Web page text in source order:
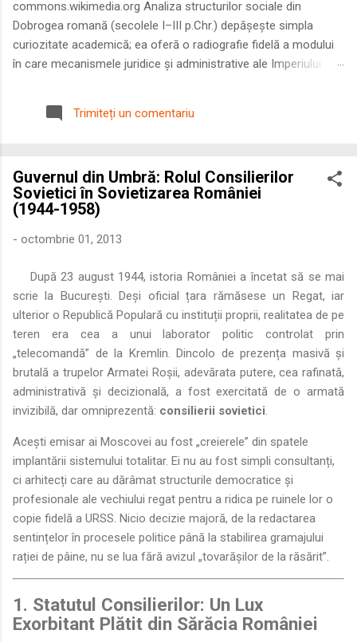
commons.wikimedia.org Analiza structurilor sociale din
Dobrogea romană (secolele I–III p.Chr.) depășește simpla
curiozitate academică; ea oferă o radiografie fidelă a modului
în care mecanismele juridice și administrative ale Imperiului
Într-o epocă în care prosperitatea excepțională a lumii romane
era susținută de o mobilitate socială dinamică și de o libertate
roman – în special a cetățenilor romani ( cives Romani ) în
țesutul urban și rural dobrogean – ne permite să măsurăm cu
precizie profunzimea și ritmul procesului de rom...
Trimiteți un comentariu
Guvernul din Umbră: Rolul Consilierilor
Sovietici în Sovietizarea României
(1944-1958)
- octombrie 01, 2013
După 23 august 1944, istoria României a încetat să se mai
scrie la București. Deși oficial țara rămăsese un Regat, iar
ulterior o Republică Populară cu instituții proprii, realitatea de pe
teren era cea a unui laborator politic controlat prin
„telecomandă” de la Kremlin. Dincolo de prezența masivă și
brutală a trupelor Armatei Roșii, adevărata putere, cea rafinată,
administrativă și decizională, a fost exercitată de o armată
invizibilă, dar omniprezentă: consilierii sovietici.
Acești emisar ai Moscovei au fost „creierele” din spatele
implantării sistemului totalitar. Ei nu au fost simpli consultanți,
ci arhitecți care au dărâmat structurile democratice și
profesionale ale vechiului regat pentru a ridica pe ruinele lor o
copie fidelă a URSS. Nicio decizie majoră, de la redactarea
sentințelor în procesele politice până la stabilirea gramajului
rației de pâine, nu se lua fără avizul „tovarășilor de la răsărit”.
1. Statutul Consilierilor: Un Lux
Exorbitant Plătit din Sărăcia României